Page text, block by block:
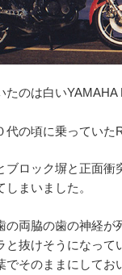
たのは白い
代の頃に乗っていた
ブロック塀と正面衝
まいました。
の両脇の歯の神経が
と抜けそうになって
でそのままにしてお